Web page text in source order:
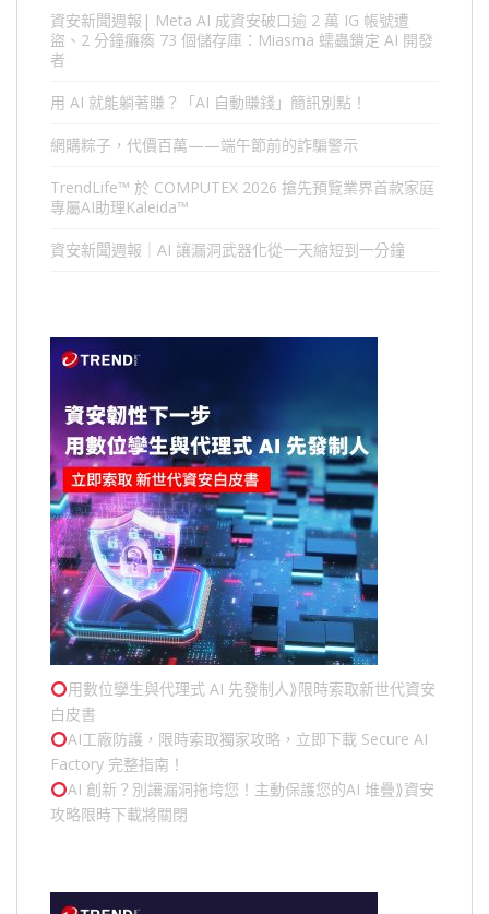
資安新聞週報| Meta AI 成資安破口逾 2 萬 IG 帳號遭
盜、2 分鐘癱瘓 73 個儲存庫：Miasma 蠕蟲鎖定 AI 開發
者
用 AI 就能躺著賺？「AI 自動賺錢」簡訊別點！
網購粽子，代價百萬——端午節前的詐騙警示
TrendLife™ 於 COMPUTEX 2026 搶先預覽業界首款家庭
專屬AI助理Kaleida™
資安新聞週報｜AI 讓漏洞武器化從一天縮短到一分鐘
用數位孿生與代理式 AI 先發制人⟫限時索取新世代資安
白皮書
AI工廠防護，限時索取獨家攻略，立即下載 Secure AI
Factory 完整指南！
AI 創新？別讓漏洞拖垮您！主動保護您的AI 堆疊⟫資安
攻略限時下載將關閉